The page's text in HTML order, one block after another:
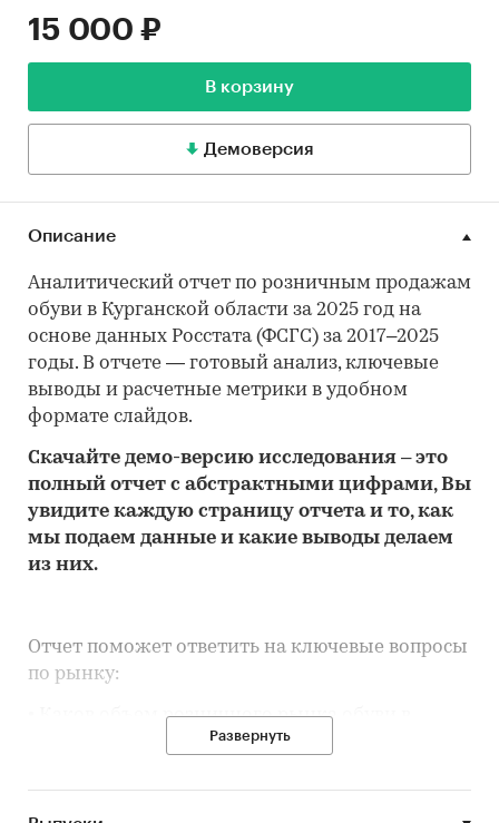
15 000 ₽
В корзину
Демоверсия
Описание
Аналитический отчет по розничным продажам
обуви в Курганской области за 2025 год на
основе данных Росстата (ФСГС) за 2017–2025
годы. В отчете — готовый анализ, ключевые
выводы и расчетные метрики в удобном
формате слайдов.
Скачайте демо-версию исследования – это
полный отчет с абстрактными цифрами, Вы
увидите каждую страницу отчета и то,как
мы подаем данные и какие выводы делаем
из них.
Отчет поможет ответить на ключевые вопросы
по рынку:
• Каков объем розничного рынка обуви в
Курганской области, много это или мало по
Развернуть